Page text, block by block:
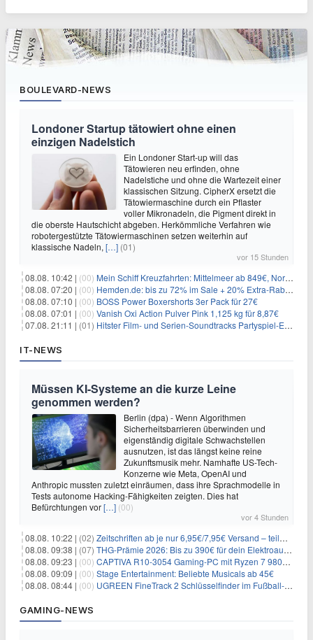
BOULEVARD-NEWS
Londoner Startup tätowiert ohne einen
einzigen Nadelstich
Ein Londoner Start-up will das
Tätowieren neu erfinden, ohne
Nadelstiche und ohne die Wartezeit einer
klassischen Sitzung. CipherX ersetzt die
Tätowiermaschine durch ein Pflaster
voller Mikronadeln, die Pigment direkt in
die oberste Hautschicht abgeben. Herkömmliche Verfahren wie
robotergestützte Tätowiermaschinen setzen weiterhin auf
klassische Nadeln, […] (01)
vor 15 Stunden
08.08. 10:42 | (00) Mein Schiff Kreuzfahrten: Mittelmeer ab 849€, Norwegen ab 999€ p.P.
08.08. 07:20 | (00) Hemden.de: bis zu 72% im Sale + 20% Extra-Rabatt dank Gutschein
08.08. 07:10 | (00) BOSS Power Boxershorts 3er Pack für 27€
08.08. 07:01 | (00) Vanish Oxi Action Pulver Pink 1,125 kg für 8,87€
07.08. 21:11 | (01) Hitster Film- und Serien-Soundtracks Partyspiel-Erweiterung für 6,99€
IT-NEWS
Müssen KI-Systeme an die kurze Leine
genommen werden?
Berlin (dpa) - Wenn Algorithmen
Sicherheitsbarrieren überwinden und
eigenständig digitale Schwachstellen
ausnutzen, ist das längst keine reine
Zukunftsmusik mehr. Namhafte US-Tech-
Konzerne wie Meta, OpenAI und
Anthropic mussten zuletzt einräumen, dass ihre Sprachmodelle in
Tests autonome Hacking-Fähigkeiten zeigten. Dies hat
Befürchtungen vor[…] (00)
vor 4 Stunden
08.08. 10:22 | (02) Zeitschriften ab je nur 6,95€/7,95€ Versand – teilweise selbstkündigend!
08.08. 09:38 | (07) THG-Prämie 2026: Bis zu 390€ für dein Elektroauto mit geld-fuer-eAuto.de
08.08. 09:23 | (00) CAPTIVA R10-3054 Gaming-PC mit Ryzen 7 9800X3D und RTX 5080 für 2.599€
08.08. 09:09 | (00) Stage Entertainment: Beliebte Musicals ab 45€
08.08. 08:44 | (00) UGREEN FineTrack 2 Schlüsselfinder im Fußball-Design für 10,98€
GAMING-NEWS